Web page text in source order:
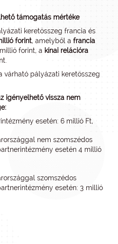
támogatás mértéke
keretösszeg francia és
forint, amelyből a francia
forint, a kínai relációra
várható pályázati keretösszeg
igényelhető vissza nem
esetén: 6 millió Ft,
nem szomszédos
esetén 4 millió
szomszédos
esetén: 3 millió